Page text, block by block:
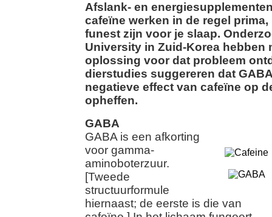
Afslank- en
cafeïne werken in de regel
funest zijn voor je slaap.
University in Zuid-Korea hebben
oplossing voor dat probleem
dierstudies suggereren dat
negatieve effect van cafeïne op
opheffen.
GABA
GABA is een afkorting
voor gamma-
aminoboterzuur.
[Tweede
structuurformule
hiernaast; de eerste is die van